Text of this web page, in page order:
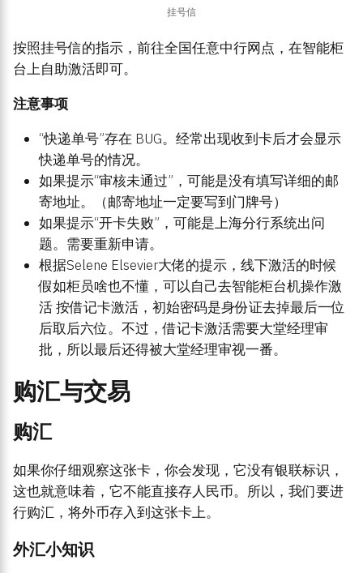
挂号信
按照挂号信的指示，前往全国任意中行网点，在智能柜
台上自助激活即可。
注意事项
“快递单号”存在 BUG。经常出现收到卡后才会显示
快递单号的情况。
如果提示“审核未通过”，可能是没有填写详细的邮
寄地址。（邮寄地址一定要写到门牌号）
如果提示“开卡失败”，可能是上海分行系统出问
题。需要重新申请。
根据Selene Elsevier大佬的提示，线下激活的时候
假如柜员啥也不懂，可以自己去智能柜台机操作激
活 按借记卡激活，初始密码是身份证去掉最后一位
后取后六位。不过，借记卡激活需要大堂经理审
批，所以最后还得被大堂经理审视一番。
购汇与交易
购汇
如果你仔细观察这张卡，你会发现，它没有银联标识，
这也就意味着，它不能直接存人民币。所以，我们要进
行购汇，将外币存入到这张卡上。
外汇小知识